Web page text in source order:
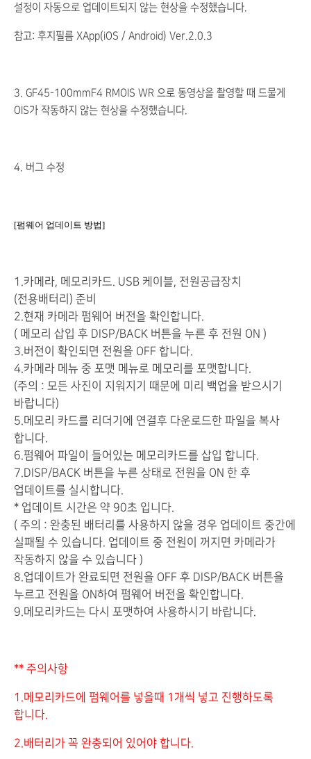
설정이 자동으로 업데이트되지 않는 현상을 수정했습니다.
참고: 후지필름 XApp(iOS / Android) Ver.2.0.3
3. GF45-100mmF4 RMOIS WR 으로 동영상을 촬영할 때 드물게
OIS가 작동하지 않는 현상을 수정했습니다.
4. 버그 수정
[펌웨어 업데이트 방법]
1.카메라, 메모리카드. USB 케이블, 전원공급장치
(전용배터리) 준비
2.현재 카메라 펌웨어 버전을 확인합니다.
( 메모리 삽입 후 DISP/BACK 버튼을 누른 후 전원 ON )
3.버전이 확인되면 전원을 OFF 합니다.
4.카메라 메뉴 중 포맷 메뉴로 메모리를 포맷합니다.
(주의 : 모든 사진이 지워지기 때문에 미리 백업을 받으시기
바랍니다)
5.메모리 카드를 리더기에 연결후 다운로드한 파일을 복사
합니다.
6.펌웨어 파일이 들어있는 메모리카드를 삽입 합니다.
7.DISP/BACK 버튼을 누른 상태로 전원을 ON 한 후
업데이트를 실시합니다.
* 업데이트 시간은 약 90초 입니다.
( 주의 : 완충된 배터리를 사용하지 않을 경우 업데이트 중간에
실패될 수 있습니다. 업데이트 중 전원이 꺼지면 카메라가
작동하지 않을 수 있습니다 )
8.업데이트가 완료되면 전원을 OFF 후 DISP/BACK 버튼을
누르고 전원을 ON하여 펌웨어 버전을 확인합니다.
9.메모리카드는 다시 포맷하여 사용하시기 바랍니다.
** 주의사항
1.메모리카드에 펌웨어를 넣을때 1개씩 넣고 진행하도록
합니다.
2.배터리가 꼭 완충되어 있어야 합니다.